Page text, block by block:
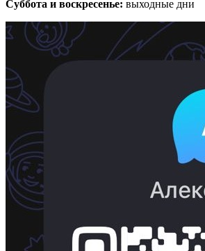
Суббота и воскресенье: выходные дни